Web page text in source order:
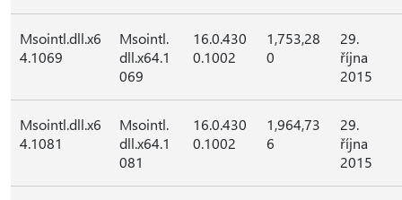
Msointl.dll.x6
4.1069
Msointl.
dll.x64.1
069
16.0.430
0.1002
1,753,28
0
29.
října
2015
Msointl.dll.x6
4.1081
Msointl.
dll.x64.1
081
16.0.430
0.1002
1,964,73
6
29.
října
2015